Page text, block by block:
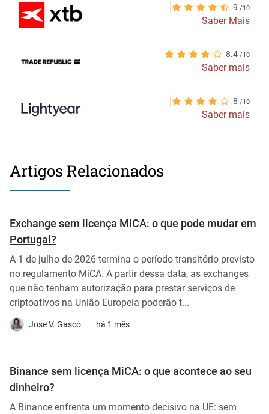
9
Saber Mais
8.4
Saber mais
8
Saber mais
Artigos Relacionados
Exchange sem licença MiCA: o que pode mudar em
Portugal?
A 1 de julho de 2026 termina o período transitório previsto
no regulamento MiCA. A partir dessa data, as exchanges
que não tenham autorização para prestar serviços de
criptoativos na União Europeia poderão t...
Jose V. Gascó há 1 mês
Binance sem licença MiCA: o que acontece ao seu
dinheiro?
A Binance enfrenta um momento decisivo na UE: sem